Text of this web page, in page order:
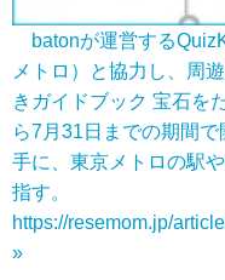
batonが運営する
メトロ）と協力し、周
きガイドブック 宝石を
ら7月31日までの期間
手に、東京メトロの駅
指す。
https://resemom.jp/
»